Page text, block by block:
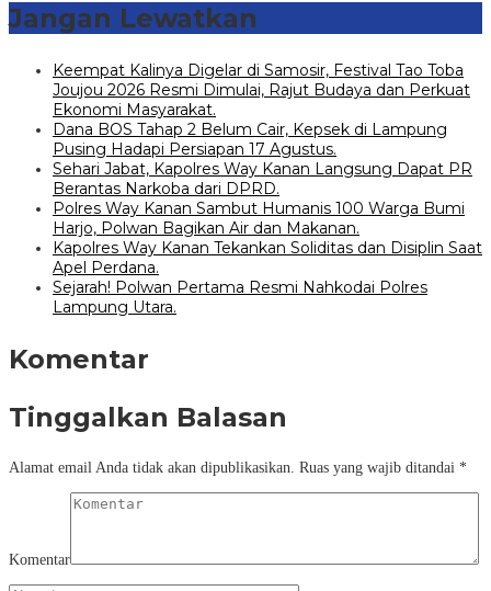
Jangan Lewatkan
Keempat Kalinya Digelar di Samosir, Festival Tao Toba
Joujou 2026 Resmi Dimulai, Rajut Budaya dan Perkuat
Ekonomi Masyarakat.
Dana BOS Tahap 2 Belum Cair, Kepsek di Lampung
Pusing Hadapi Persiapan 17 Agustus.
Sehari Jabat, Kapolres Way Kanan Langsung Dapat PR
Berantas Narkoba dari DPRD.
Polres Way Kanan Sambut Humanis 100 Warga Bumi
Harjo, Polwan Bagikan Air dan Makanan.
Kapolres Way Kanan Tekankan Soliditas dan Disiplin Saat
Apel Perdana.
Sejarah! Polwan Pertama Resmi Nahkodai Polres
Lampung Utara.
Komentar
Tinggalkan Balasan
Alamat email Anda tidak akan dipublikasikan. Ruas yang wajib ditandai *
Komentar